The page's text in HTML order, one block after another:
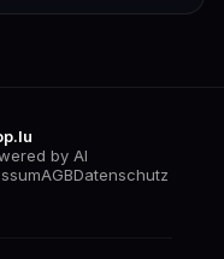
by AI
AGBDatenschutz